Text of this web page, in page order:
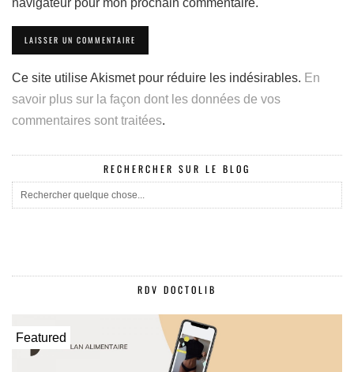
navigateur pour mon prochain commentaire.
Ce site utilise Akismet pour réduire les indésirables. En
savoir plus sur la façon dont les données de vos
commentaires sont traitées.
RECHERCHER SUR LE BLOG
RDV DOCTOLIB
Featured